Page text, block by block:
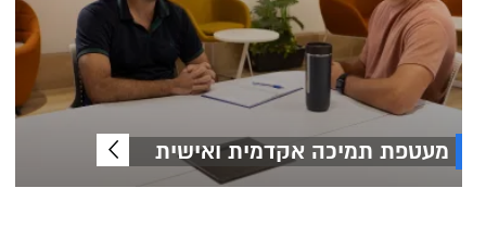
מעטפת תמיכה אקדמית ואישית